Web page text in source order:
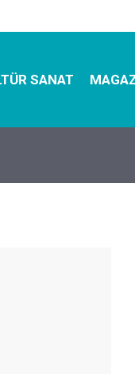
SANAT
Ambalaj